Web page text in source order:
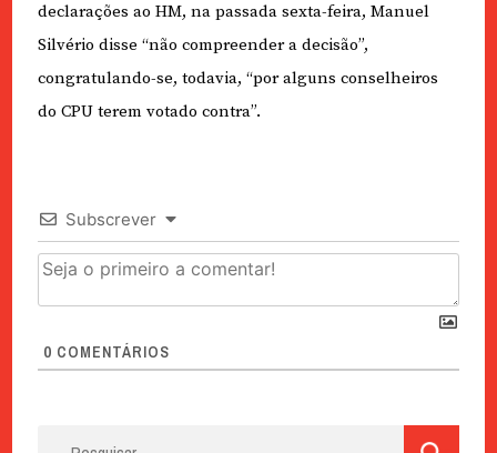
declarações ao HM, na passada sexta-feira, Manuel
Silvério disse “não compreender a decisão”,
congratulando-se, todavia, “por alguns conselheiros
do CPU terem votado contra”.
Subscrever
0 COMENTÁRIOS